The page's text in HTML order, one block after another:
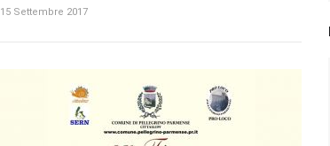
15 Settembre 2017